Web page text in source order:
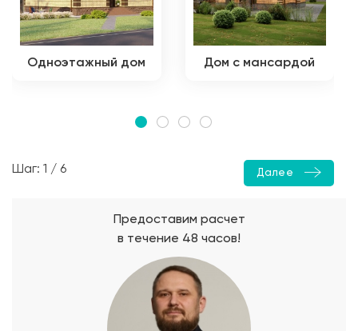
Одноэтажный дом Дом с мансардой
Шаг: 1 / 6 Далее
Предоставим расчет
в течение 48 часов!